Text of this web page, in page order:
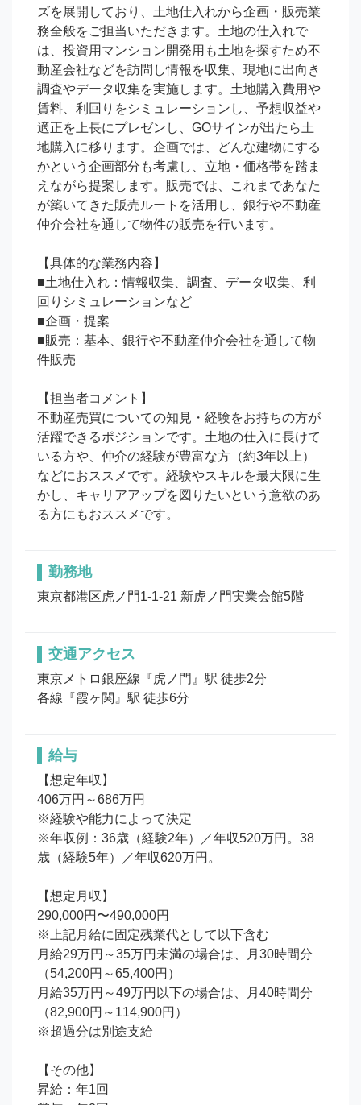
ズを展開しており、土地仕入れから企画・販売業
務全般をご担当いただきます。土地の仕入れで
は、投資用マンション開発用も土地を探すため不
動産会社などを訪問し情報を収集、現地に出向き
調査やデータ収集を実施します。土地購入費用や
賃料、利回りをシミュレーションし、予想収益や
適正を上長にプレゼンし、GOサインが出たら土
地購入に移ります。企画では、どんな建物にする
かという企画部分も考慮し、立地・価格帯を踏ま
えながら提案します。販売では、これまであなた
が築いてきた販売ルートを活用し、銀行や不動産
仲介会社を通して物件の販売を行います。
【具体的な業務内容】
■土地仕入れ：情報収集、調査、データ収集、利
回りシミュレーションなど
■企画・提案
■販売：基本、銀行や不動産仲介会社を通して物
件販売
【担当者コメント】
不動産売買についての知見・経験をお持ちの方が
活躍できるポジションです。土地の仕入に長けて
いる方や、仲介の経験が豊富な方（約3年以上）
などにおススメです。経験やスキルを最大限に生
かし、キャリアアップを図りたいという意欲のあ
る方にもおススメです。
勤務地
東京都港区虎ノ門1-1-21 新虎ノ門実業会館5階
交通アクセス
東京メトロ銀座線『虎ノ門』駅 徒歩2分
各線『霞ヶ関』駅 徒歩6分
給与
【想定年収】
406万円～686万円
※経験や能力によって決定
※年収例：36歳（経験2年）／年収520万円。38
歳（経験5年）／年収620万円。
【想定月収】
290,000円〜490,000円
※上記月給に固定残業代として以下含む
月給29万円～35万円未満の場合は、月30時間分
（54,200円～65,400円）
月給35万円～49万円以下の場合は、月40時間分
（82,900円～114,900円）
※超過分は別途支給
【その他】
昇給：年1回